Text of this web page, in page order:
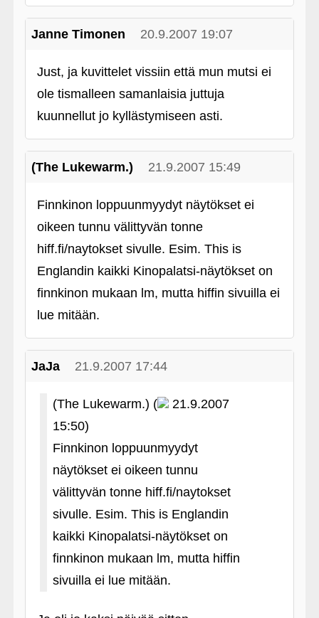
Janne Timonen 20.9.2007 19:07
Just, ja kuvittelet vissiin että mun mutsi ei
ole tismalleen samanlaisia juttuja
kuunnellut jo kyllästymiseen asti.
(The Lukewarm.) 21.9.2007 15:49
Finnkinon loppuunmyydyt näytökset ei
oikeen tunnu välittyvän tonne
hiff.fi/naytokset sivulle. Esim. This is
Englandin kaikki Kinopalatsi-näytökset on
finnkinon mukaan lm, mutta hiffin sivuilla ei
lue mitään.
JaJa 21.9.2007 17:44
(The Lukewarm.) (
21.9.2007
15:50)
Finnkinon loppuunmyydyt
näytökset ei oikeen tunnu
välittyvän tonne hiff.fi/naytokset
sivulle. Esim. This is Englandin
kaikki Kinopalatsi-näytökset on
finnkinon mukaan lm, mutta hiffin
sivuilla ei lue mitään.